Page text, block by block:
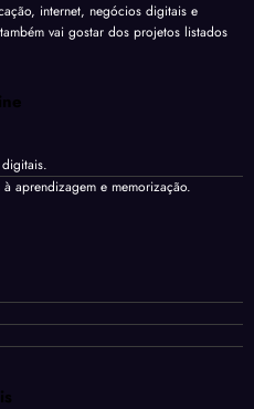
internet, negócios digitais e
vai gostar dos projetos listados
aprendizagem e memorização.